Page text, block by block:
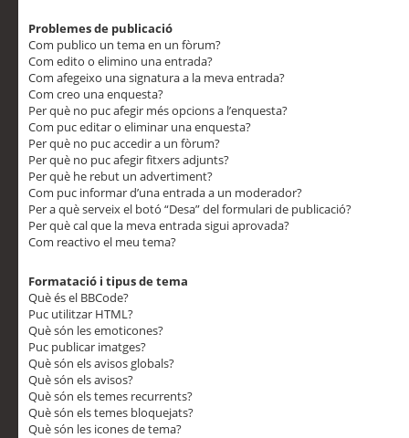
Problemes de publicació
Com publico un tema en un fòrum?
Com edito o elimino una entrada?
Com afegeixo una signatura a la meva entrada?
Com creo una enquesta?
Per què no puc afegir més opcions a l’enquesta?
Com puc editar o eliminar una enquesta?
Per què no puc accedir a un fòrum?
Per què no puc afegir fitxers adjunts?
Per què he rebut un advertiment?
Com puc informar d’una entrada a un moderador?
Per a què serveix el botó “Desa” del formulari de publicació?
Per què cal que la meva entrada sigui aprovada?
Com reactivo el meu tema?
Formatació i tipus de tema
Què és el BBCode?
Puc utilitzar HTML?
Què són les emoticones?
Puc publicar imatges?
Què són els avisos globals?
Què són els avisos?
Què són els temes recurrents?
Què són els temes bloquejats?
Què són les icones de tema?